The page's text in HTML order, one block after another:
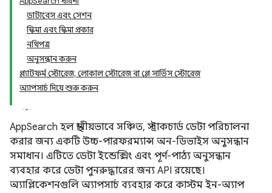
ডাটাবেস এবং সেশন
স্কিমা এবং স্কিমা প্রকার
নথিপত্র
অনুসন্ধান করুন
প্ল্যাটফর্ম স্টোরেজ, লোকাল স্টোরেজ বা প্লে সার্ভিস স্টোরেজ
অ্যাপসার্চ দিয়ে শুরু করুন
AppSearch হল স্থানীয়ভাবে সঞ্চিত, স্ট্রাকচার্ড ডেটা পরিচালনা
করার জন্য একটি উচ্চ-পারফরম্যান্স অন-ডিভাইস অনুসন্ধান
সমাধান। এটিতে ডেটা ইন্ডেক্সিং এবং পূর্ণ-পাঠ্য অনুসন্ধান
ব্যবহার করে ডেটা পুনরুদ্ধারের জন্য API রয়েছে।
অ্যাপ্লিকেশনগুলি অ্যাপসার্চ ব্যবহার করে কাস্টম ইন-অ্যাপ